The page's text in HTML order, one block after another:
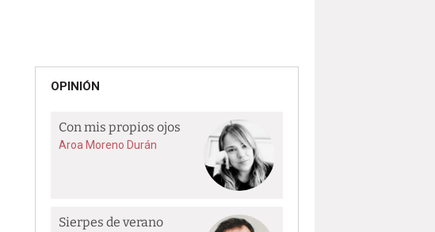
OPINIÓN
Con mis propios ojos
Aroa Moreno Durán
Sierpes de verano